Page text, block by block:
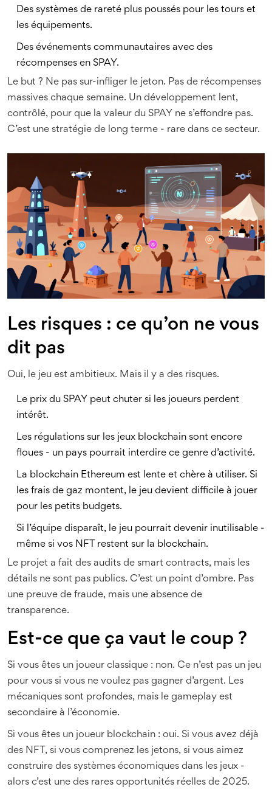
Des systèmes de rareté plus poussés pour les tours et
les équipements.
Des événements communautaires avec des
récompenses en SPAY.
Le but ? Ne pas sur-infliger le jeton. Pas de récompenses
massives chaque semaine. Un développement lent,
contrôlé, pour que la valeur du SPAY ne s’effondre pas.
C’est une stratégie de long terme - rare dans ce secteur.
Les risques : ce qu’on ne vous
dit pas
Oui, le jeu est ambitieux. Mais il y a des risques.
Le prix du SPAY peut chuter si les joueurs perdent
intérêt.
Les régulations sur les jeux blockchain sont encore
floues - un pays pourrait interdire ce genre d’activité.
La blockchain Ethereum est lente et chère à utiliser. Si
les frais de gaz montent, le jeu devient difficile à jouer
pour les petits budgets.
Si l’équipe disparaît, le jeu pourrait devenir inutilisable -
même si vos NFT restent sur la blockchain.
Le projet a fait des audits de smart contracts, mais les
détails ne sont pas publics. C’est un point d’ombre. Pas
une preuve de fraude, mais une absence de
transparence.
Est-ce que ça vaut le coup ?
Si vous êtes un joueur classique : non. Ce n’est pas un jeu
pour vous si vous ne voulez pas gagner d’argent. Les
mécaniques sont profondes, mais le gameplay est
secondaire à l’économie.
Si vous êtes un joueur blockchain : oui. Si vous avez déjà
des NFT, si vous comprenez les jetons, si vous aimez
construire des systèmes économiques dans les jeux -
alors c’est une des rares opportunités réelles de 2025.